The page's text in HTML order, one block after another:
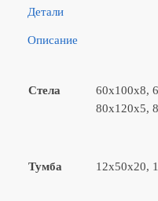
Детали
Описание
Стела
60x100x8,
80x120x5,
Тумба 12x50x20,